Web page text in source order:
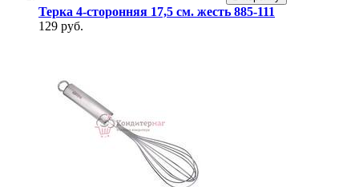
Терка 4-сторонняя 17,5 см. жесть 885-111
129 руб.